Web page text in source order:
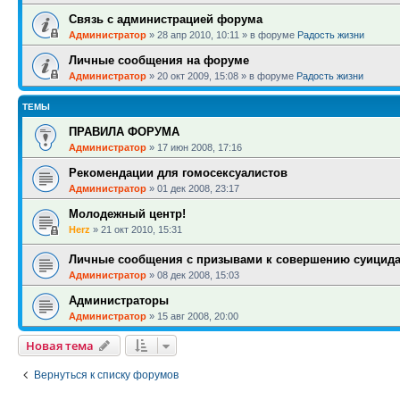
Связь с администрацией форума
Администратор » 28 апр 2010, 10:11 » в форуме Радость жизни
Личные сообщения на форуме
Администратор » 20 окт 2009, 15:08 » в форуме Радость жизни
ТЕМЫ
ПРАВИЛА ФОРУМА
Администратор » 17 июн 2008, 17:16
Рекомендации для гомосексуалистов
Администратор » 01 дек 2008, 23:17
Молодежный центр!
Herz » 21 окт 2010, 15:31
Личные сообщения с призывами к совершению суицида
Администратор » 08 дек 2008, 15:03
Администраторы
Администратор » 15 авг 2008, 20:00
Новая тема
Вернуться к списку форумов